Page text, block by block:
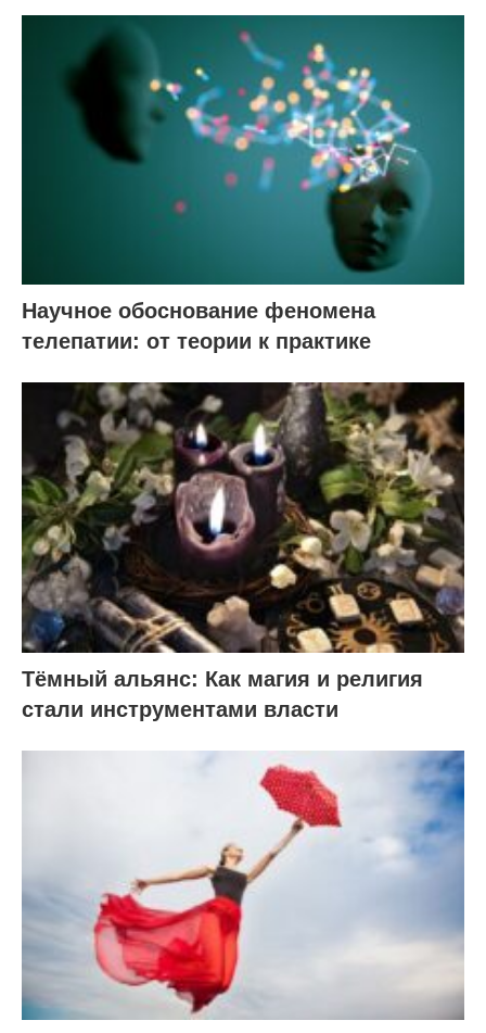
Научное обоснование феномена
телепатии: от теории к практике
Тёмный альянс: Как магия и религия
стали инструментами власти